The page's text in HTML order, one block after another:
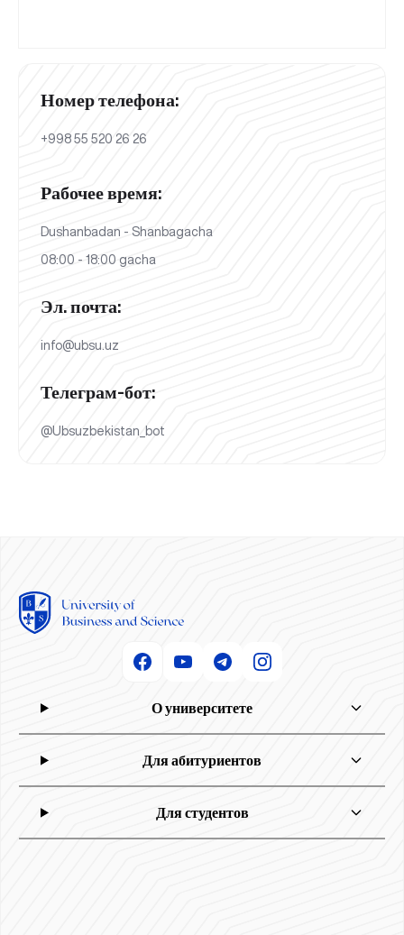
Номер телефона:
+998 55 520 26 26
Рабочее время:
Dushanbadan - Shanbagacha
08:00 - 18:00 gacha
Эл. почта:
info@ubsu.uz
Телеграм-бот:
@Ubsuzbekistan_bot
О университете
Для абитуриентов
Для студентов